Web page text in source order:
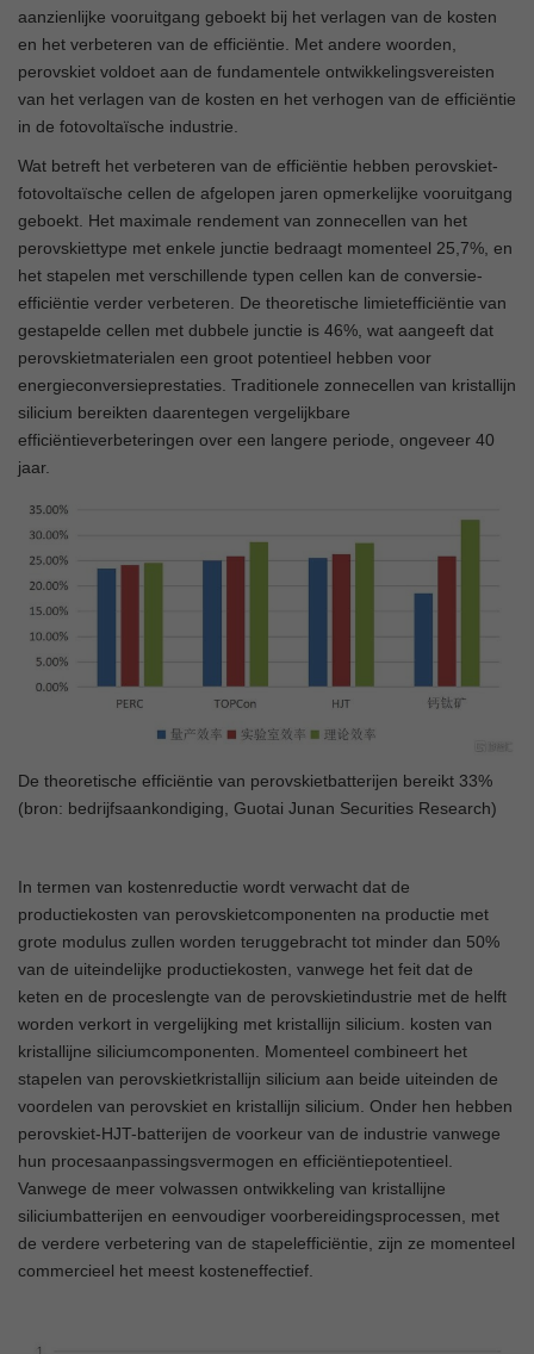
aanzienlijke vooruitgang geboekt bij het verlagen van de kosten
en het verbeteren van de efficiëntie. Met andere woorden,
perovskiet voldoet aan de fundamentele ontwikkelingsvereisten
van het verlagen van de kosten en het verhogen van de efficiëntie
in de fotovoltaïsche industrie.
Wat betreft het verbeteren van de efficiëntie hebben perovskiet-
fotovoltaïsche cellen de afgelopen jaren opmerkelijke vooruitgang
geboekt. Het maximale rendement van zonnecellen van het
perovskiettype met enkele junctie bedraagt momenteel 25,7%, en
het stapelen met verschillende typen cellen kan de conversie-
efficiëntie verder verbeteren. De theoretische limietefficiëntie van
gestapelde cellen met dubbele junctie is 46%, wat aangeeft dat
perovskietmaterialen een groot potentieel hebben voor
energieconversieprestaties. Traditionele zonnecellen van kristallijn
silicium bereikten daarentegen vergelijkbare
efficiëntieverbeteringen over een langere periode, ongeveer 40
jaar.
De theoretische efficiëntie van perovskietbatterijen bereikt 33%
(bron: bedrijfsaankondiging, Guotai Junan Securities Research)
In termen van kostenreductie wordt verwacht dat de
productiekosten van perovskietcomponenten na productie met
grote modulus zullen worden teruggebracht tot minder dan 50%
van de uiteindelijke productiekosten, vanwege het feit dat de
keten en de proceslengte van de perovskietindustrie met de helft
worden verkort in vergelijking met kristallijn silicium. kosten van
kristallijne siliciumcomponenten. Momenteel combineert het
stapelen van perovskietkristallijn silicium aan beide uiteinden de
voordelen van perovskiet en kristallijn silicium. Onder hen hebben
perovskiet-HJT-batterijen de voorkeur van de industrie vanwege
hun procesaanpassingsvermogen en efficiëntiepotentieel.
Vanwege de meer volwassen ontwikkeling van kristallijne
siliciumbatterijen en eenvoudiger voorbereidingsprocessen, met
de verdere verbetering van de stapelefficiëntie, zijn ze momenteel
commercieel het meest kosteneffectief.